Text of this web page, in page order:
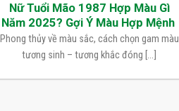
Nữ Tuổi Mão 1987 Hợp Màu Gì
Năm 2025? Gợi Ý Màu Hợp Mệnh
Phong thủy về màu sắc, cách chọn gam màu
tương sinh – tương khắc đóng [...]